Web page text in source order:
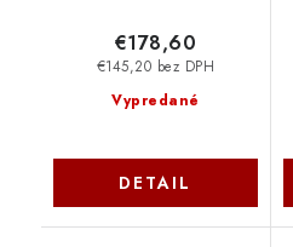
Vypredané
€145,20 bez DPH
€178,60
DETAIL